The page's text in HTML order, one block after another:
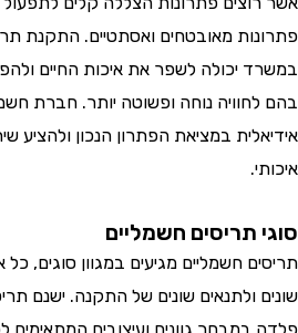
מאובטחים ואסתטיים. התקנת תריסים
יכולה לשפר את איכות החיים ולהפוך את
נוחה ופשוטה יותר. חברת חשמלאי
במציאת הפתרון הנכון ולהציע שירות
תריסים חשמליים
חשמליים מגיעים במגוון סוגים, כל
ולתנאים שונים של התקנה. ישנם תריסים